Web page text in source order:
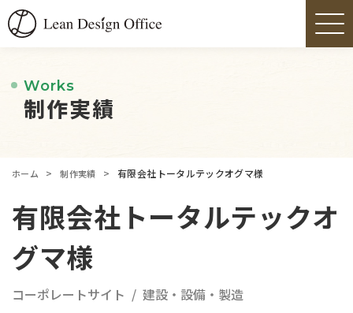
Works
制作実績
ホーム > 制作実績 > 有限会社トータルテックオグマ様
有限会社トータルテックオ
グマ様
コーポレートサイト 建設・設備・製造